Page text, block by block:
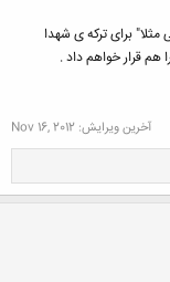
برای ترکه ی شهدا
هم قرار خواهم داد .
آخرین ویرایش: Nov 16, 2012